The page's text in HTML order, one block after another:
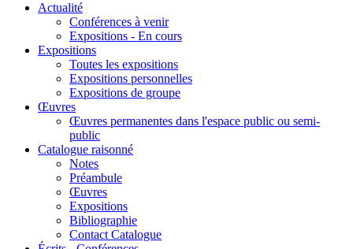
Actualité
Conférences à venir
Expositions - En cours
Expositions
Toutes les expositions
Expositions personnelles
Expositions de groupe
Œuvres
Œuvres permanentes dans l'espace public ou semi-
public
Catalogue raisonné
Notes
Préambule
Œuvres
Expositions
Bibliographie
Contact Catalogue